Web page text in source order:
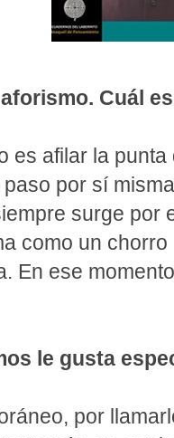
Cuál
es afilar la
por sí
surge por
como un
En ese
le gusta
por